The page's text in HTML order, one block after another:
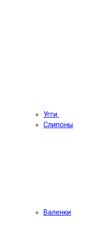
Угги
Слипоны
Валенки